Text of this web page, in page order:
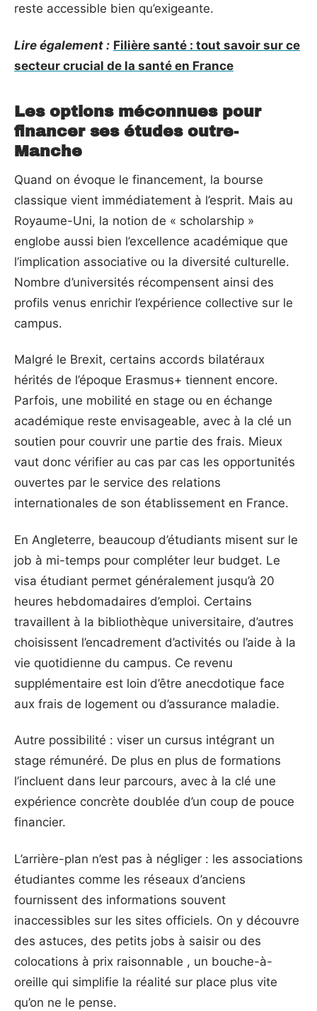
reste accessible bien qu’exigeante.
Lire également : Filière santé : tout savoir sur ce
secteur crucial de la santé en France
Les options méconnues pour
financer ses études outre-
Manche
Quand on évoque le financement, la bourse
classique vient immédiatement à l’esprit. Mais au
Royaume-Uni, la notion de « scholarship »
englobe aussi bien l’excellence académique que
l’implication associative ou la diversité culturelle.
Nombre d’universités récompensent ainsi des
profils venus enrichir l’expérience collective sur le
campus.
Malgré le Brexit, certains accords bilatéraux
hérités de l’époque Erasmus+ tiennent encore.
Parfois, une mobilité en stage ou en échange
académique reste envisageable, avec à la clé un
soutien pour couvrir une partie des frais. Mieux
vaut donc vérifier au cas par cas les opportunités
ouvertes par le service des relations
internationales de son établissement en France.
En Angleterre, beaucoup d’étudiants misent sur le
job à mi-temps pour compléter leur budget. Le
visa étudiant permet généralement jusqu’à 20
heures hebdomadaires d’emploi. Certains
travaillent à la bibliothèque universitaire, d’autres
choisissent l’encadrement d’activités ou l’aide à la
vie quotidienne du campus. Ce revenu
supplémentaire est loin d’être anecdotique face
aux frais de logement ou d’assurance maladie.
Autre possibilité : viser un cursus intégrant un
stage rémunéré. De plus en plus de formations
l’incluent dans leur parcours, avec à la clé une
expérience concrète doublée d’un coup de pouce
financier.
L’arrière-plan n’est pas à négliger : les associations
étudiantes comme les réseaux d’anciens
fournissent des informations souvent
inaccessibles sur les sites officiels. On y découvre
des astuces, des petits jobs à saisir ou des
colocations à prix raisonnable , un bouche-à-
oreille qui simplifie la réalité sur place plus vite
qu’on ne le pense.